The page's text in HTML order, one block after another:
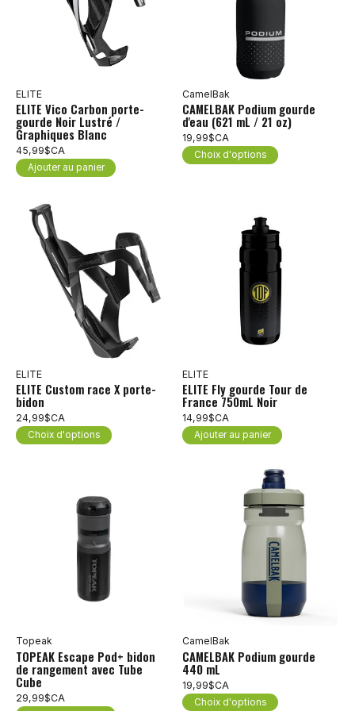
ELITE
ELITE Vico Carbon porte-
gourde Noir Lustré /
Graphiques Blanc
45,99$CA
Ajouter au panier
CamelBak
CAMELBAK Podium gourde
d'eau (621 mL / 21 oz)
19,99$CA
Choix d'options
ELITE
ELITE Custom race X porte-
bidon
24,99$CA
Choix d'options
ELITE
ELITE Fly gourde Tour de
France 750mL Noir
14,99$CA
Ajouter au panier
Topeak
TOPEAK Escape Pod+ bidon
de rangement avec Tube
Cube
29,99$CA
CamelBak
CAMELBAK Podium gourde
440 mL
19,99$CA
Choix d'options